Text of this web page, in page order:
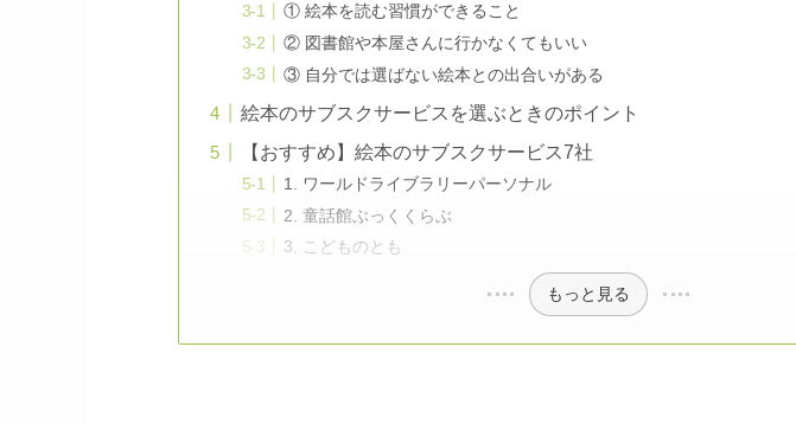
① 絵本を読む習慣ができること
② 図書館や本屋さんに行かなくてもいい
③ 自分では選ばない絵本との出合いがある
絵本のサブスクサービスを選ぶときのポイント
【おすすめ】絵本のサブスクサービス7社
1. ワールドライブラリーパーソナル
2. 童話館ぶっくくらぶ
3. こどものとも
もっと見る